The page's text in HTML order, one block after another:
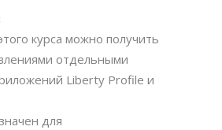
курса можно получить
отдельными
Liberty Profile и
для